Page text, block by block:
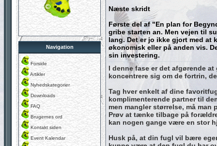
Navigation
Forside
Artikler
Nyhedskategorier
Downloads
FAQ
Brugernes ord
Kontakt siden
Event Kalendar
Næste skridt
Første del af "En plan for
gribe starten an. Men vejen til
lang. Det er jo ikke gjort med at
økonomisk eller på anden vis.
sin investering.
I denne fase er det afgørende
koncentrere sig om de fortrin,
Tag hver enkelt af dine
komplimenterende partner til
men mangler størrelse, må man
Prøv at tænke tilbage på
kan nogen gange være en stor
Husk på, at din fugl vil bære